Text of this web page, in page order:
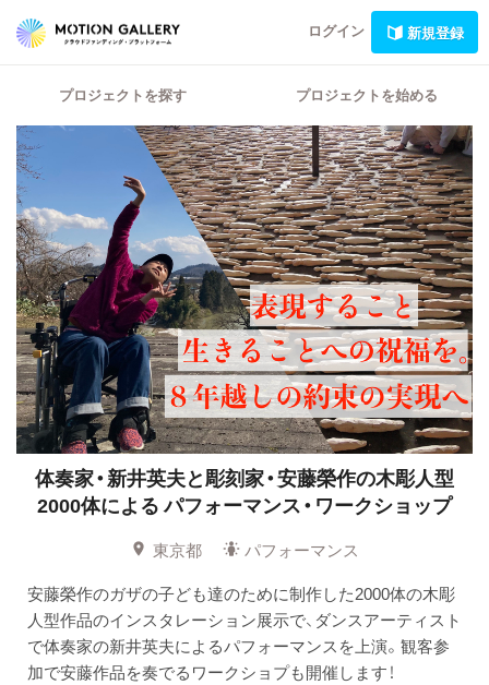
ログイン 新規登録
プロジェクトを探す プロジェクトを始める
体奏家・新井英夫と彫刻家・安藤榮作の木彫人型
2000体によるパフォーマンス・ワークショップ
東京都
パフォーマンス
安藤榮作のガザの子ども達のために制作した2000体の木彫
人型作品のインスタレーション展示で、ダンスアーティスト
で体奏家の新井英夫によるパフォーマンスを上演。観客参
加で安藤作品を奏でるワークショプも開催します！